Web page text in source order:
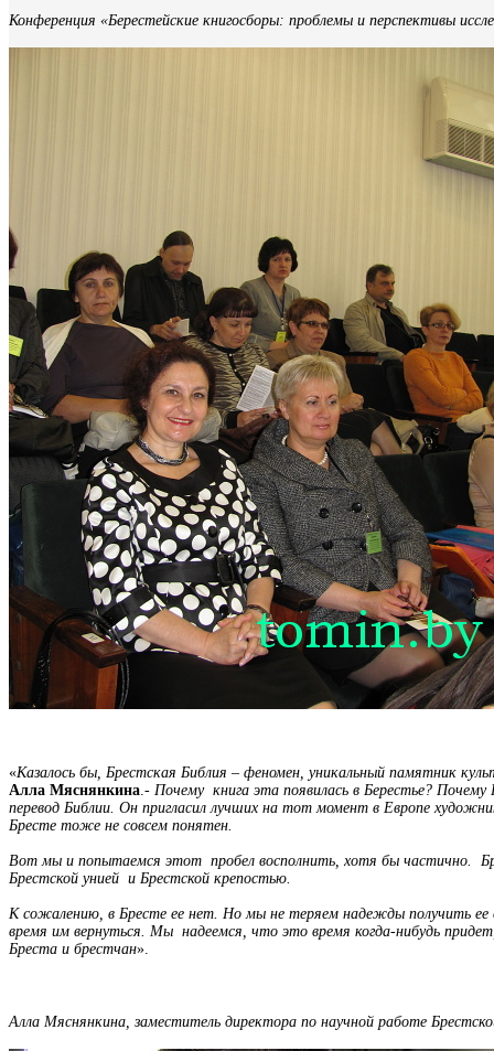
Конференция «Берестейские книгосборы: проблемы и перспективы
«Казалось бы, Брестская Библия – феномен, уникальный памятник
Алла Мяснянкина .- Почему книга эта появилась в Берестье?
перевод Библии. Он пригласил лучших на тот момент в Европе
Бресте тоже не совсем понятен.
Вот мы и попытаемся этот пробел восполнить, хотя бы частично.
Брестской унией и Брестской крепостью.
К сожалению, в Бресте ее нет. Но мы не теряем надежды получить ее
время им вернуться. Мы надеемся, что это время когда-нибудь
Бреста и брестчан».
Алла Мяснянкина, заместитель директора по научной работе